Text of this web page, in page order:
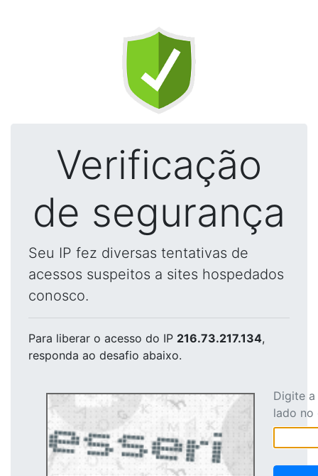
Verificação
de segurança
Seu IP fez diversas tentativas de
acessos suspeitos a sites hospedados
conosco.
Para liberar o acesso do IP 216.73.217.134,
responda ao desafio abaixo.
Digite
lado no